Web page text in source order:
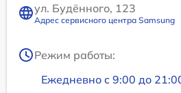
ул. Будённого, 123
Адрес сервисного центра Samsung
Режим работы:
Ежедневно с 9:00 до